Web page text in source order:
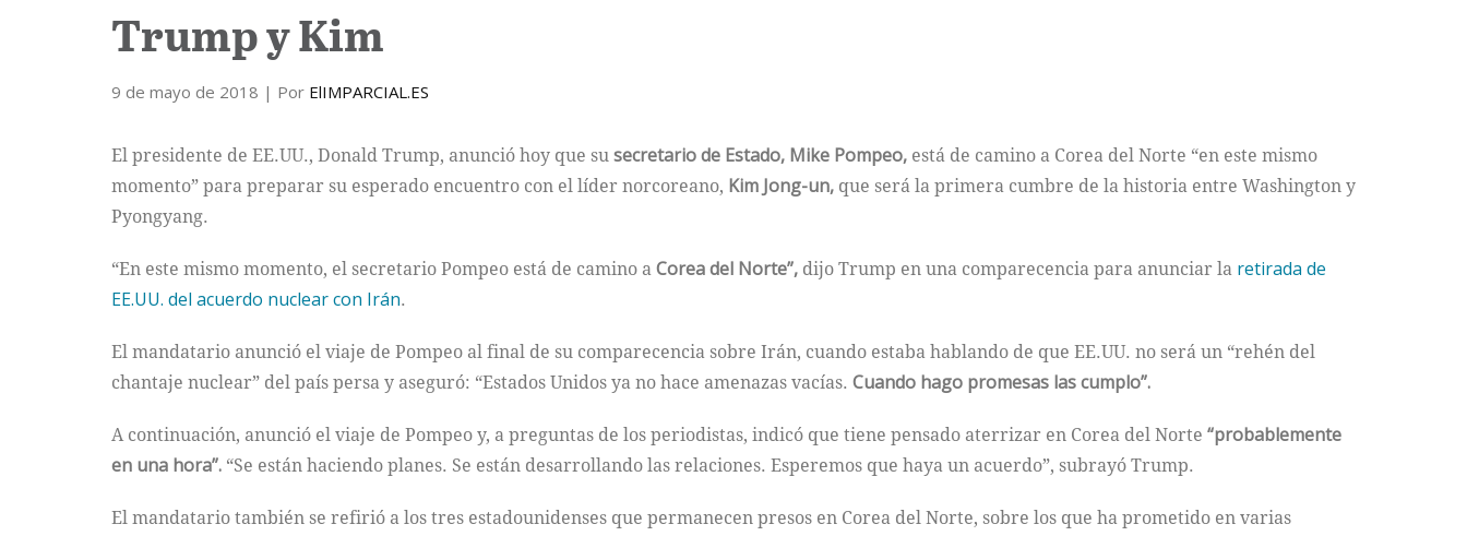
Trump y Kim
9 de mayo de 2018 | Por ElIMPARCIAL.ES
El presidente de EE.UU., Donald Trump, anunció hoy que susecretario de Estado, Mike Pompeo, está de camino a Corea del Norte “en este mismo
momento” para preparar su esperado encuentro con el líder norcoreano, Kim Jong-un, que será la primera cumbre de la historia entre Washington y
Pyongyang.
“En este mismo momento, el secretario Pompeo está de camino aCorea del Norte”, dijo Trump en una comparecencia para anunciar la retirada de
EE.UU. del acuerdo nuclear con Irán.
El mandatario anunció el viaje de Pompeo al final de su comparecencia sobre Irán, cuando estaba hablando de que EE.UU. no será un “rehén del
chantaje nuclear” del país persa y aseguró: “Estados Unidos ya no hace amenazas vacías. Cuando hago promesas las cumplo”.
A continuación, anunció el viaje de Pompeo y, a preguntas de los periodistas, indicó que tiene pensado aterrizar en Corea del Norte “probablemente
en una hora”. “Se están haciendo planes. Se están desarrollando las relaciones. Esperemos que haya un acuerdo”, subrayó Trump.
El mandatario también se refirió a los tres estadounidenses que permanecen presos en Corea del Norte, sobre los que ha prometido en varias